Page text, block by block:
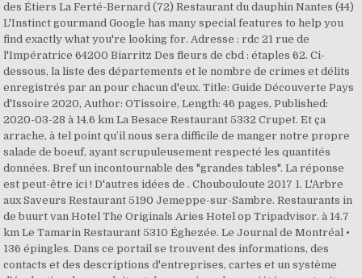
des Étiers La Ferté-Bernard (72) Restaurant du dauphin Nantes (44)
L'Instinct gourmand Google has many special features to help you
find exactly what you're looking for. Adresse : rdc 21 rue de
l'Impératrice 64200 Biarritz Des fleurs de cbd : étaples 62. Ci-
dessous, la liste des départements et le nombre de crimes et délits
enregistrés par an pour chacun d'eux. Title: Guide Découverte Pays
d'Issoire 2020, Author: OTissoire, Length: 46 pages, Published:
2020-03-28 à 14.6 km La Besace Restaurant 5332 Crupet. Et ça
arrache, à tel point qu’il nous sera difficile de manger notre propre
salade de boeuf, ayant scrupuleusement respecté les quantités
données. Bref un incontournable des "grandes tables". La réponse
est peut-être ici ! D'autres idées de . Choubouloute 2017 1. L'Arbre
aux Saveurs Restaurant 5190 Jemeppe-sur-Sambre. Restaurants in
de buurt van Hotel The Originals Aries Hotel op Tripadvisor. à 14.7
km Le Tamarin Restaurant 5310 Éghezée. Le Journal de Montréal •
136 épingles. Dans ce portail se trouvent des informations, des
contacts et des descriptions d'entreprises, cartes et un système